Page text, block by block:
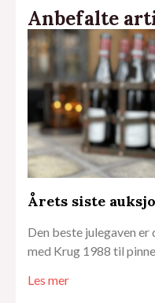
Anbefalte
Årets siste
Den beste julegaven er
med Krug 1988 til
Les mer